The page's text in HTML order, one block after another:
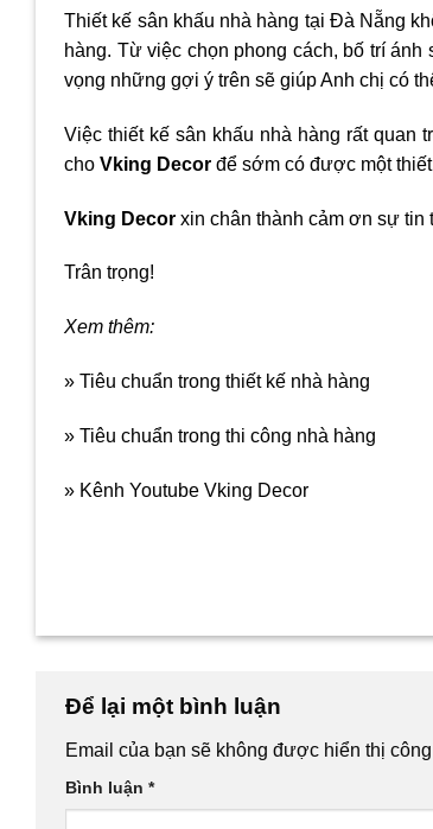
Thiết kế sân khấu nhà hàng tại Đà Nẵng
hàng. Từ việc chọn phong cách, bố trí
vọng những gợi ý trên sẽ giúp Anh chị có
Việc thiết kế sân khấu nhà hàng rất quan
cho Vking Decor để sớm có được một
Vking Decor xin chân thành cảm ơn sự tin
Trân trọng!
Xem thêm:
» Tiêu chuẩn trong thiết kế nhà hàng
» Tiêu chuẩn trong thi công nhà hàng
» Kênh Youtube Vking Decor
Để lại một bình luận
Email của bạn sẽ không được hiển thị
Bình luận *